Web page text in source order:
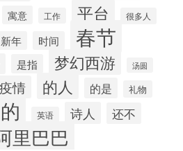
寓意 工作 平台 很多人
新年 时间 春节
是指 梦幻西游 汤圆
疫情 的人 的是 礼物
英语 诗人 还不
里巴巴